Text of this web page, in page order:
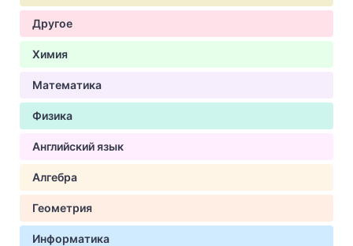
Другое
Химия
Математика
Физика
Английский язык
Алгебра
Геометрия
Информатика